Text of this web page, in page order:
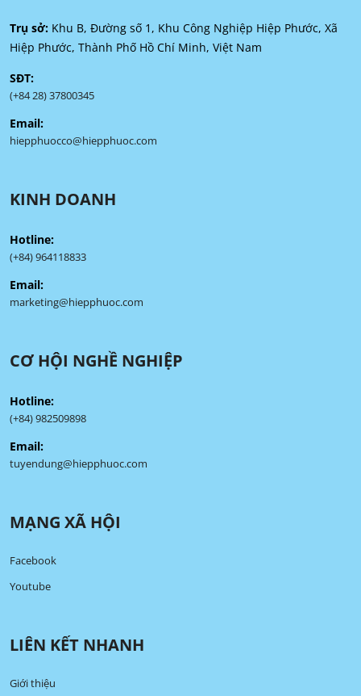
Trụ sở: Khu B, Đường số 1, Khu Công Nghiệp Hiệp Phước, Xã
Hiệp Phước, Thành Phố Hồ Chí Minh, Việt Nam
SĐT:
(+84 28) 37800345
Email:
hiepphuocco@hiepphuoc.com
KINH DOANH
Hotline:
(+84) 964118833
Email:
marketing@hiepphuoc.com
CƠ HỘI NGHỀ NGHIỆP
Hotline:
(+84) 982509898
Email:
tuyendung@hiepphuoc.com
MẠNG XÃ HỘI
Facebook
Youtube
LIÊN KẾT NHANH
Giới thiệu